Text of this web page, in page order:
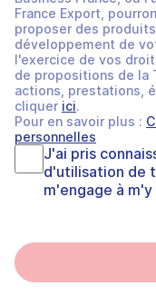
France Export,
proposer des
développement de
l'exercice de vos
de propositions de la
actions, prestations,
cliquer ici.
Pour en savoir plus :
personnelles
J'ai pris
d'utilisation de
m'engage à